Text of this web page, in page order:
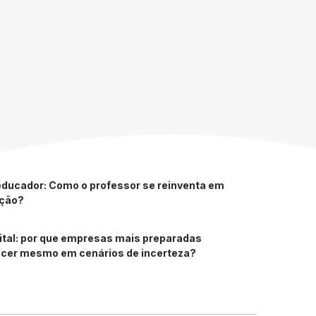
Como o professor se reinventa em
por que empresas mais preparadas
mesmo em cenários de incerteza?